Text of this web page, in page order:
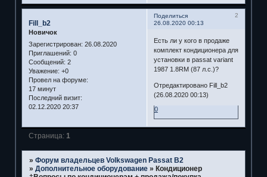
Поделиться
2
26.08.2020 00:13
Fill_b2
Новичок
Зарегистрирован: 26.08.2020
Приглашений: 0
Сообщений: 2
Уважение: +0
Провел на форуме:
17 минут
Последний визит:
02.12.2020 20:37
Есть ли у кого в продаже
комплект кондиционера для
установки в passat variant
1987 1.8RM (87 л.с.)?
Отредактировано Fill_b2
(26.08.2020 00:13)
0
Страница: 1
» Форум владельцев Volkswagen Passat B2
» Дополнительное оборудование » Кондиционер